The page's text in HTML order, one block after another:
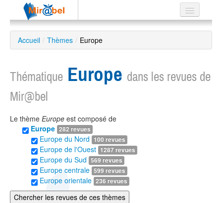
Le réseau
Soutien
Recherche
avancée
?
Accueil / Thèmes / Europe
Thématique Europe dans les revues de
Mir@bel
Le thème Europe est composé de
Europe 282 revues
Europe du Nord 100 revues
Europe de l'Ouest 1287 revues
Europe du Sud 569 revues
Europe centrale 599 revues
Europe orientale 236 revues
Chercher les revues de ces thèmes